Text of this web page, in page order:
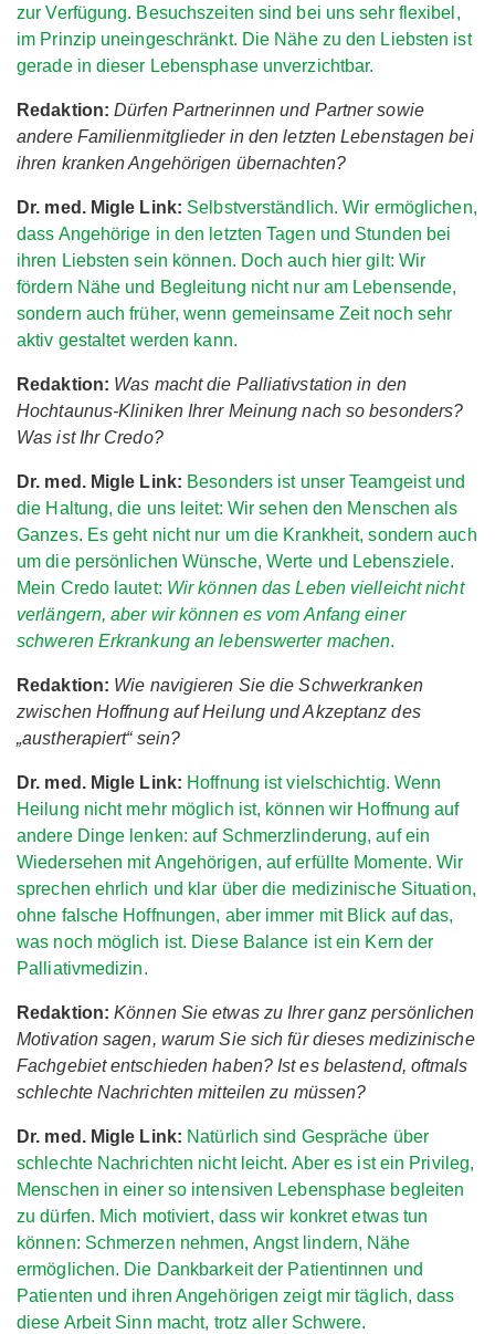
zur Verfügung. Besuchszeiten sind bei uns sehr flexibel,
im Prinzip uneingeschränkt. Die Nähe zu den Liebsten ist
gerade in dieser Lebensphase unverzichtbar.
Redaktion: Dürfen Partnerinnen und Partner sowie
andere Familienmitglieder in den letzten Lebenstagen bei
ihren kranken Angehörigen übernachten?
Dr. med. Migle Link: Selbstverständlich. Wir ermöglichen,
dass Angehörige in den letzten Tagen und Stunden bei
ihren Liebsten sein können. Doch auch hier gilt: Wir
fördern Nähe und Begleitung nicht nur am Lebensende,
sondern auch früher, wenn gemeinsame Zeit noch sehr
aktiv gestaltet werden kann.
Redaktion: Was macht die Palliativstation in den
Hochtaunus-Kliniken Ihrer Meinung nach so besonders?
Was ist Ihr Credo?
Dr. med. Migle Link: Besonders ist unser Teamgeist und
die Haltung, die uns leitet: Wir sehen den Menschen als
Ganzes. Es geht nicht nur um die Krankheit, sondern auch
um die persönlichen Wünsche, Werte und Lebensziele.
Mein Credo lautet: Wir können das Leben vielleicht nicht
verlängern, aber wir können es vom Anfang einer
schweren Erkrankung an lebenswerter machen.
Redaktion: Wie navigieren Sie die Schwerkranken
zwischen Hoffnung auf Heilung und Akzeptanz des
„austherapiert“ sein?
Dr. med. Migle Link: Hoffnung ist vielschichtig. Wenn
Heilung nicht mehr möglich ist, können wir Hoffnung auf
andere Dinge lenken: auf Schmerzlinderung, auf ein
Wiedersehen mit Angehörigen, auf erfüllte Momente. Wir
sprechen ehrlich und klar über die medizinische Situation,
ohne falsche Hoffnungen, aber immer mit Blick auf das,
was noch möglich ist. Diese Balance ist ein Kern der
Palliativmedizin.
Redaktion: Können Sie etwas zu Ihrer ganz persönlichen
Motivation sagen, warum Sie sich für dieses medizinische
Fachgebiet entschieden haben? Ist es belastend, oftmals
schlechte Nachrichten mitteilen zu müssen?
Dr. med. Migle Link: Natürlich sind Gespräche über
schlechte Nachrichten nicht leicht. Aber es ist ein Privileg,
Menschen in einer so intensiven Lebensphase begleiten
zu dürfen. Mich motiviert, dass wir konkret etwas tun
können: Schmerzen nehmen, Angst lindern, Nähe
ermöglichen. Die Dankbarkeit der Patientinnen und
Patienten und ihren Angehörigen zeigt mir täglich, dass
diese Arbeit Sinn macht, trotz aller Schwere.